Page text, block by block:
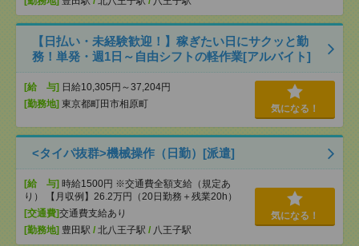
【日払い・未経験歓迎！】稼ぎたい日にサクッと勤
務！単発・週1日～自由シフトの軽作業[アルバイト]
[給 与] 日給10,305円～37,204円
[勤務地] 東京都町田市相原町 気になる！
<タイパ抜群>機械操作（日勤）[派遣]
[給 与] 時給1500円 ※交通費全額支給（規定あ
り） 【月収例】26.2万円（20日勤務＋残業20h）
[交通費]交通費支給あり
[勤務地] 豊田駅 / 北八王子駅 / 八王子駅
気になる！